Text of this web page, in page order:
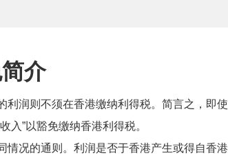
介
润则不须在香港缴纳利得税。简言之，即
入”以豁免缴纳香港利得税。
况的通则。利润是否于香港产生或得自香